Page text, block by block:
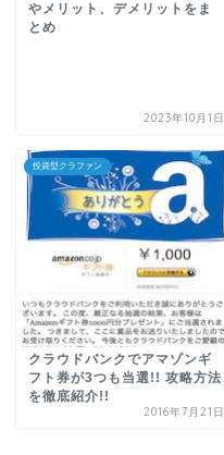
やメリット、デメリットをま
とめ
2023年10月1日
投資型クラファン
クラウドバンクでアマゾンギ
フト券が3つも当選!! 攻略方法
を徹底紹介!!
2016年7月21日